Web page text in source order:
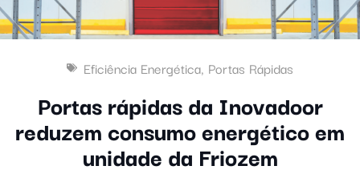
Eficiência Energética, Portas Rápidas
Portas rápidas da Inovadoor
reduzem consumo energético em
unidade da Friozem